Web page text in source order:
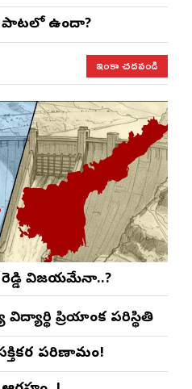
పాటలో ఉందా?
ఇంకా చదవండి
రెడ్డి విజయమేనా..?
ప్రియాంక పరిస్థితి
పరిణామం!